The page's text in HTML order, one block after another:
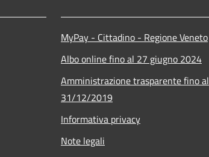
MyPay - Cittadino - Regione Veneto
Albo online fino al 27 giugno 2024
Amministrazione trasparente fino al
31/12/2019
Informativa privacy
Note legali